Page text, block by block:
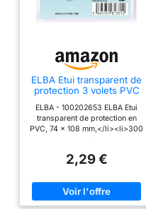
ELBA Etui transparent de
protection 3 volets PVC
conduire
ELBA - 100202653 ELBA Etui
transparent de protection en
PVC, 74 x 108 mm,</li><li>300
mu</li><li>(181331 /
2,29 €